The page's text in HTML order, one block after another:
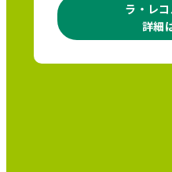
ラ・レ
詳細